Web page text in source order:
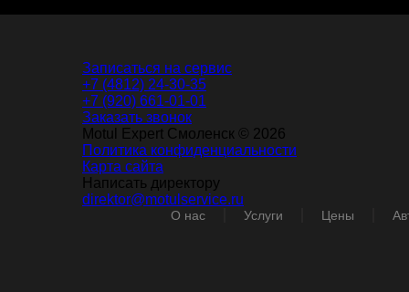
Записаться на сервис
+7 (4812) 24-30-35
+7 (920) 661-01-01
Заказать звонок
Motul Expert Смоленск © 2026
Политика конфиденциальности
Карта сайта
Написать директору
direktor@motulservice.ru
О нас Услуги Цены